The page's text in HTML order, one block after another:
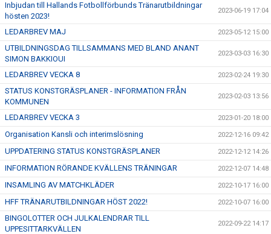
Inbjudan till Hallands Fotbollförbunds Tränarutbildningar
hösten 2023!
2023-06-19 17:04
LEDARBREV MAJ 2023-05-12 15:00
UTBILDNINGSDAG TILLSAMMANS MED BLAND ANANT
SIMON BAKKIOUI
2023-03-03 16:30
LEDARBREV VECKA 8 2023-02-24 19:30
STATUS KONSTGRÄSPLANER - INFORMATION FRÅN
KOMMUNEN
2023-02-03 13:56
LEDARBREV VECKA 3 2023-01-20 18:00
Organisation Kansli och interimslösning 2022-12-16 09:42
UPPDATERING STATUS KONSTGRÄSPLANER 2022-12-12 14:26
INFORMATION RÖRANDE KVÄLLENS TRÄNINGAR 2022-12-07 14:48
INSAMLING AV MATCHKLÄDER 2022-10-17 16:00
HFF TRÄNARUTBILDNINGAR HÖST 2022! 2022-10-07 16:00
BINGOLOTTER OCH JULKALENDRAR TILL
UPPESITTARKVÄLLEN
2022-09-22 14:17